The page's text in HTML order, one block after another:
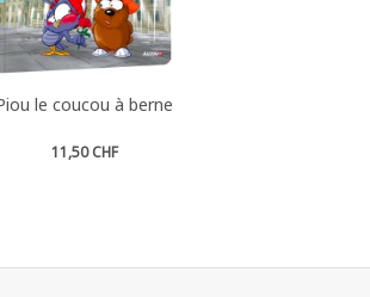
le coucou à berne
11,50 CHF